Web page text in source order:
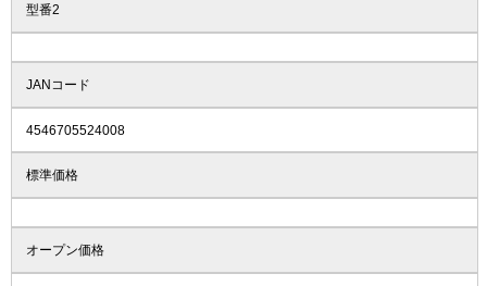
型番2
JANコード
4546705524008
標準価格
オープン価格